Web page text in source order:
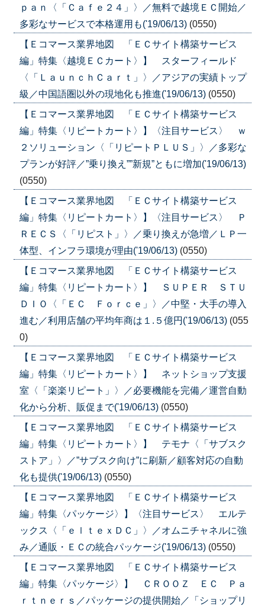
ｐａｎ〈「Ｃａｆｅ２４」〉／無料で越境ＥＣ開始／
多彩なサービスで本格運用も('19/06/13) (0550)
【Ｅコマース業界地図 「ＥＣサイト構築サービス
編」特集〈越境ＥＣカート〉】 スターフィールド
〈「ＬａｕｎｃｈＣａｒｔ」〉／アジアの実績トップ
級／中国語圏以外の現地化も推進('19/06/13) (0550)
【Ｅコマース業界地図 「ＥＣサイト構築サービス
編」特集〈リピートカート〉】〈注目サービス〉 ｗ
２ソリューション〈「リピートＰＬＵＳ」〉／多彩な
プランが好評／”乗り換え””新規”ともに増加('19/06/13)
(0550)
【Ｅコマース業界地図 「ＥＣサイト構築サービス
編」特集〈リピートカート〉】〈注目サービス〉 Ｐ
ＲＥＣＳ〈「リピスト」〉／乗り換えが急増／ＬＰ一
体型、インフラ環境が理由('19/06/13) (0550)
【Ｅコマース業界地図 「ＥＣサイト構築サービス
編」特集〈リピートカート〉】 ＳＵＰＥＲ ＳＴＵ
ＤＩＯ〈「ＥＣ Ｆｏｒｃｅ」〉／中堅・大手の導入
進む／利用店舗の平均年商は１.５億円('19/06/13) (055
0)
【Ｅコマース業界地図 「ＥＣサイト構築サービス
編」特集〈リピートカート〉】 ネットショップ支援
室〈「楽楽リピート」〉／必要機能を完備／運営自動
化から分析、販促まで('19/06/13) (0550)
【Ｅコマース業界地図 「ＥＣサイト構築サービス
編」特集〈リピートカート〉】 テモナ〈「サブスク
ストア」〉／”サブスク向け”に刷新／顧客対応の自動
化も提供('19/06/13) (0550)
【Ｅコマース業界地図 「ＥＣサイト構築サービス
編」特集〈パッケージ〉】〈注目サービス〉 エルテ
ックス〈「ｅｌｔｅｘＤＣ」〉／オムニチャネルに強
み／通販・ＥＣの統合パッケージ('19/06/13) (0550)
【Ｅコマース業界地図 「ＥＣサイト構築サービス
編」特集〈パッケージ〉】 ＣＲＯＯＺ ＥＣ Ｐａ
ｒｔｎｅｒｓ／パッケージの提供開始／「ショップリ